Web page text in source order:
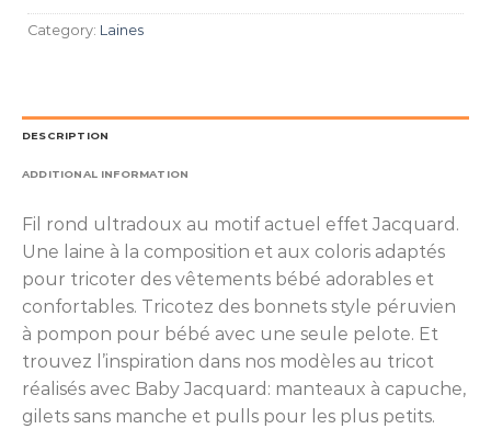
Category: Laines
DESCRIPTION
ADDITIONAL INFORMATION
Fil rond ultradoux au motif actuel effet Jacquard.
Une laine à la composition et aux coloris adaptés
pour tricoter des vêtements bébé adorables et
confortables. Tricotez des bonnets style péruvien
à pompon pour bébé avec une seule pelote. Et
trouvez l’inspiration dans nos modèles au tricot
réalisés avec Baby Jacquard: manteaux à capuche,
gilets sans manche et pulls pour les plus petits.